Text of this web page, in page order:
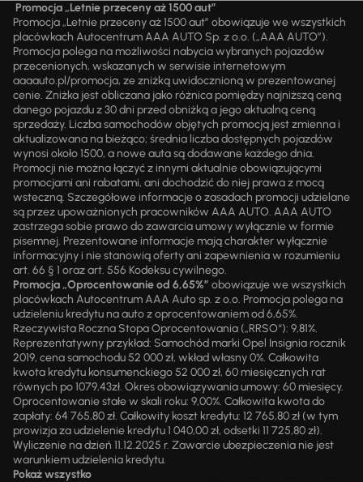
Promocja „Letnie przeceny aż 1500 aut”
Promocja „Letnie przeceny aż 1500 aut” obowiązuje we wszystkich
placówkach Autocentrum AAA AUTO Sp. z o.o. („AAA AUTO”).
Promocja polega na możliwości nabycia wybranych pojazdów
przecenionych, wskazanych w serwisie internetowym
aaaauto.pl/promocja, ze zniżką uwidocznioną w prezentowanej
cenie. Zniżka jest obliczana jako różnica pomiędzy najniższą ceną
danego pojazdu z 30 dni przed obniżką a jego aktualną ceną
sprzedaży. Liczba samochodów objętych promocją jest zmienna i
aktualizowana na bieżąco; średnia liczba dostępnych pojazdów
wynosi około 1500, a nowe auta są dodawane każdego dnia.
Promocji nie można łączyć z innymi aktualnie obowiązującymi
promocjami ani rabatami, ani dochodzić do niej prawa z mocą
wsteczną. Szczegółowe informacje o zasadach promocji udzielane
są przez upoważnionych pracowników AAA AUTO. AAA AUTO
zastrzega sobie prawo do zawarcia umowy wyłącznie w formie
pisemnej. Prezentowane informacje mają charakter wyłącznie
informacyjny i nie stanowią oferty ani zapewnienia w rozumieniu
art. 66 § 1 oraz art. 556 Kodeksu cywilnego.
Promocja „Oprocentowanie od 6,65%” obowiązuje we wszystkich
placówkach Autocentrum AAA Auto sp. z o.o. Promocja polega na
udzieleniu kredytu na auto z oprocentowaniem od 6,65%.
Rzeczywista Roczna Stopa Oprocentowania („RRSO“): 9,81%.
Reprezentatywny przykład: Samochód marki Opel Insignia rocznik
2019, cena samochodu 52 000 zł, wkład własny 0%. Całkowita
kwota kredytu konsumenckiego 52 000 zł, 60 miesięcznych rat
równych po 1079,43zł. Okres obowiązywania umowy: 60 miesięcy.
Oprocentowanie stałe w skali roku: 9,00%. Całkowita kwota do
zapłaty: 64 765,80 zł. Całkowity koszt kredytu: 12 765,80 zł (w tym
prowizja za udzielenie kredytu 1 040,00 zł, odsetki 11 725,80 zł).
Wyliczenie na dzień 11.12.2025 r. Zawarcie ubezpieczenia nie jest
warunkiem udzielenia kredytu.
Pokaż wszystko